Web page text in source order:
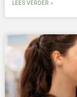
LEES VERDER »